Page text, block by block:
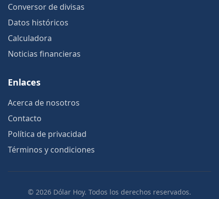
Conversor de divisas
Datos históricos
Calculadora
Noticias financieras
Enlaces
Acerca de nosotros
Contacto
Política de privacidad
Términos y condiciones
© 2026 Dólar Hoy. Todos los derechos reservados.